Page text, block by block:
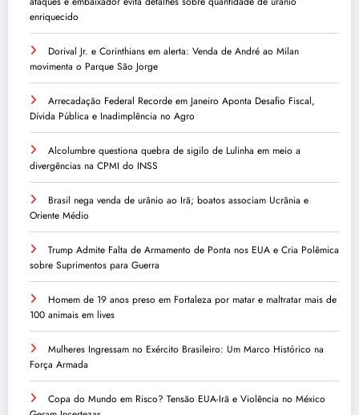
enriquecido
Dorival Jr. e Corinthians em alerta: Venda de André ao Milan
movimenta o Parque São Jorge
Arrecadação Federal Recorde em Janeiro Aponta Desafio Fiscal,
Dívida Pública e Inadimplência no Agro
Alcolumbre questiona quebra de sigilo de Lulinha em meio a
divergências na CPMI do INSS
Brasil nega venda de urânio ao Irã; boatos associam Ucrânia e
Oriente Médio
Trump Admite Falta de Armamento de Ponta nos EUA e Cria Polêmica
sobre Suprimentos para Guerra
Homem de 19 anos preso em Fortaleza por matar e maltratar mais de
100 animais em lives
Mulheres Ingressam no Exército Brasileiro: Um Marco Histórico na
Força Armada
Copa do Mundo em Risco? Tensão EUA-Irã e Violência no México